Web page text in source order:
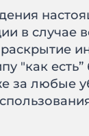
в
"как
за любые